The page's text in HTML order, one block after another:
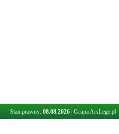
Stan prawny: 08.08.2026 Grupa ArsLege.pl